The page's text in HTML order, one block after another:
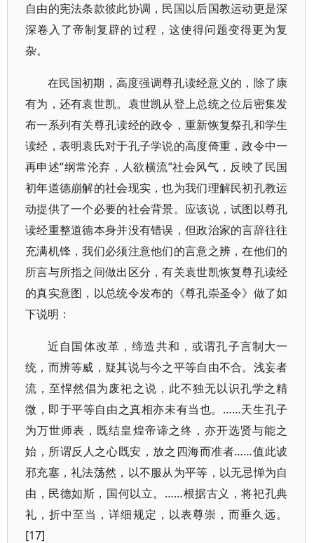
自由的宪法条款彼此协调，民国以后国教运动更是深
深卷入了帝制复辟的过程，这使得问题变得更为复
杂。
在民国初期，高度强调尊孔读经意义的，除了康
有为，还有袁世凯。袁世凯从登上总统之位后密集发
布一系列有关尊孔读经的政令，重新恢复祭孔和学生
读经，表明袁氏对于孔子学说的高度倚重，政令中一
再申述“纲常沦弃，人欲横流”社会风气，反映了民国
初年道德崩解的社会现实，也为我们理解民初孔教运
动提供了一个必要的社会背景。应该说，试图以尊孔
读经重整道德本身并没有错误，但政治家的言辞往往
充满机锋，我们必须注意他们的言意之辨，在他们的
所言与所指之间做出区分，有关袁世凯恢复尊孔读经
的真实意图，以总统令发布的《尊孔崇圣令》做了如
下说明：
近自国体改革，缔造共和，或谓孔子言制大一
统，而辨等威，疑其说与今之平等自由不合。浅妄者
流，至悍然倡为废祀之说，此不独无以识孔学之精
微，即于平等自由之真相亦未有当也。……天生孔子
为万世师表，既结皇煌帝谛之终，亦开选贤与能之
始，所谓反人之心既安，放之四海而准者……值此诐
邪充塞，礼法荡然，以不服从为平等，以无忌惮为自
由，民德如斯，国何以立。……根据古义，将祀孔典
礼，折中至当，详细规定，以表尊崇，而垂久远。
[17]